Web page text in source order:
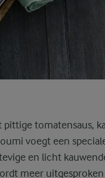
pittige tomatensaus,
voegt een
en licht
meer